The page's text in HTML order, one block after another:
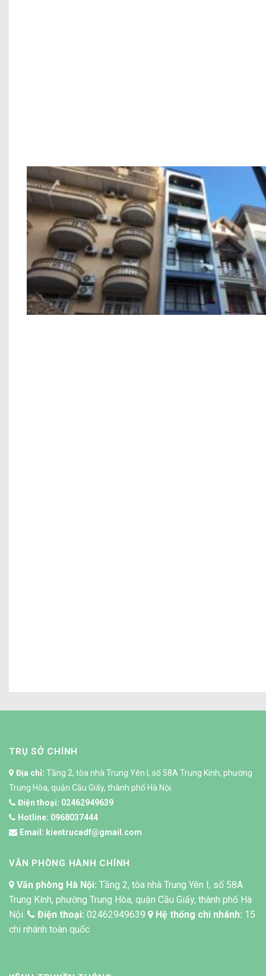
Công trình xây dựng nhà ở 6 tầng anh Hạnh
TRỤ SỞ CHÍNH
Địa chỉ: Tầng 2, tòa nhà Trung Yên I, số 58A Trung Kính, phường
Trung Hòa, quận Cầu Giấy, thành phố Hà Nội.
Điện thoại: 02462949639
Hotline: 0968037444
Email: kientrucadf@gmail.com
VĂN PHÒNG HÀNH CHÍNH
Văn phòng Hà Nội: Tầng 2, tòa nhà Trung Yên I, số 58A
Trung Kính, phường Trung Hòa, quận Cầu Giấy, thành phố Hà
Nội.
Điện thoại: 02462949639 Hệ thống chi nhánh: 15
chi nhánh toàn quốc